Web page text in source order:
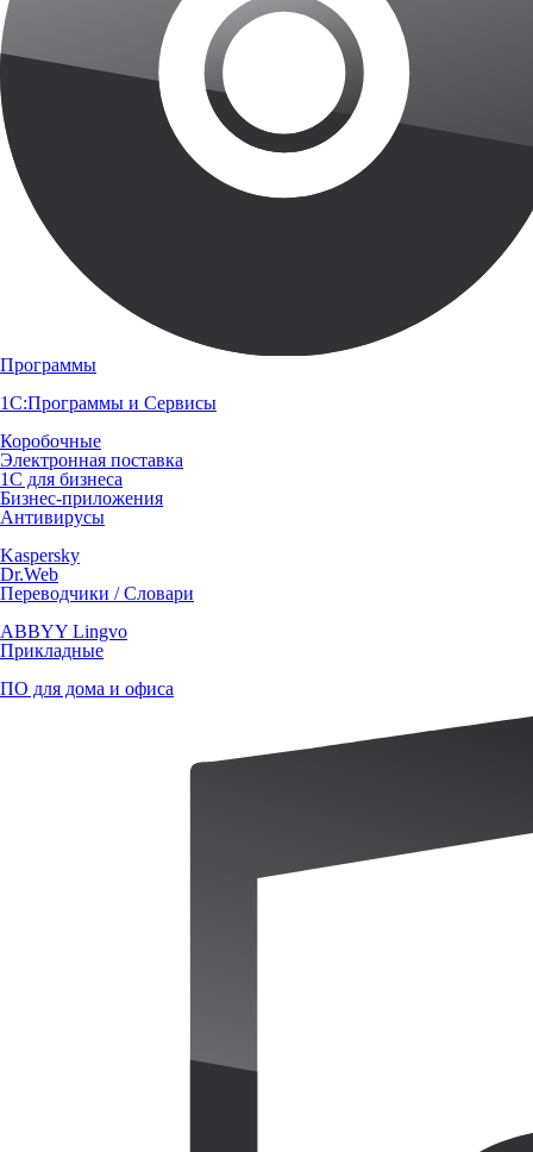
Программы
1С:Программы и Сервисы
Коробочные
Электронная поставка
1С для бизнеса
Бизнес-приложения
Антивирусы
Kaspersky
Dr.Web
Переводчики / Словари
ABBYY Lingvo
Прикладные
ПО для дома и офиса